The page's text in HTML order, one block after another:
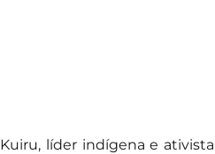
líder indígena e ativista